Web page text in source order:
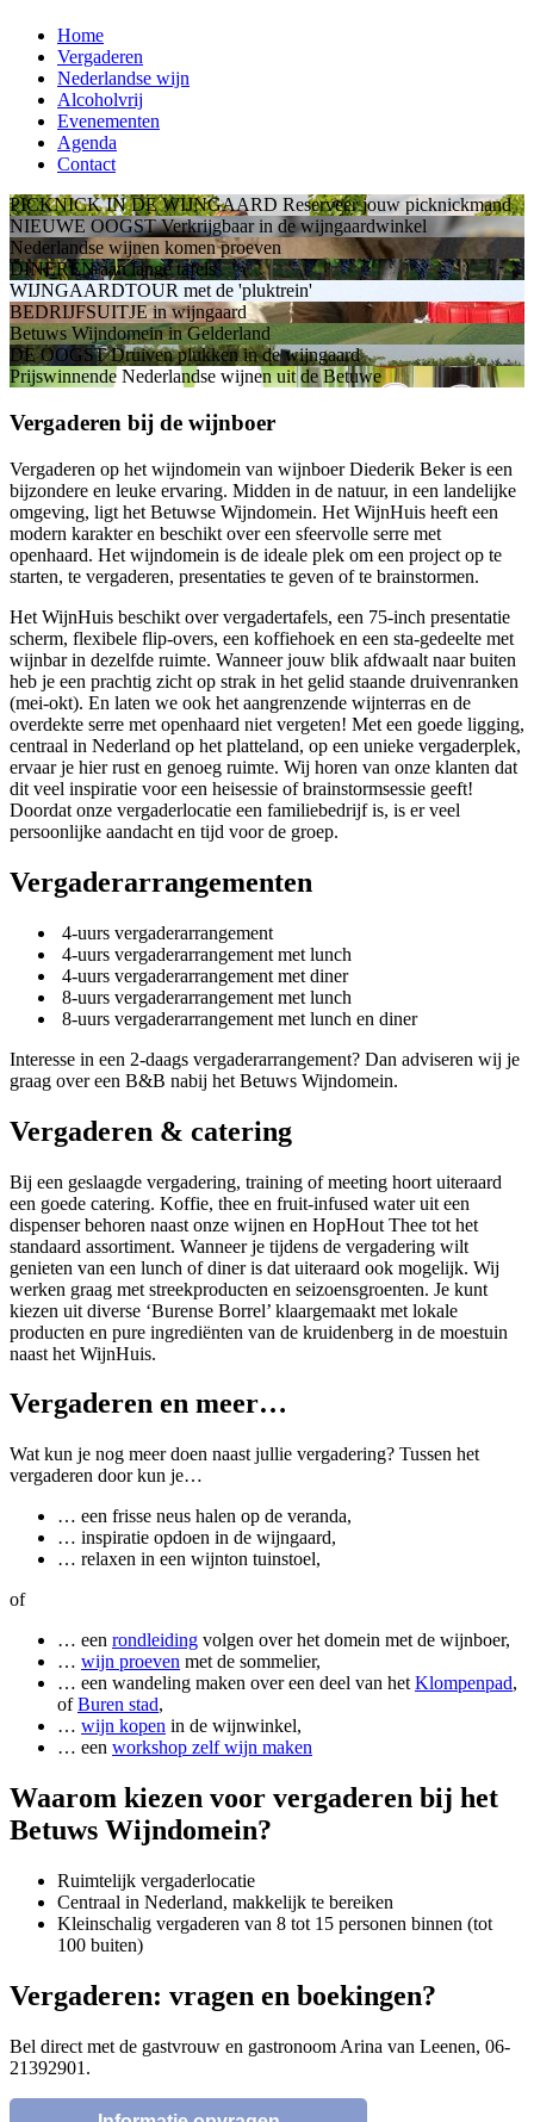
Home
Vergaderen
Nederlandse wijn
Alcoholvrij
Evenementen
Agenda
Contact
PICKNICK IN DE WIJNGAARD Reserveer jouw picknickmand
NIEUWE OOGST Verkrijgbaar in de wijngaardwinkel
Nederlandse wijnen komen proeven
DINEREN aan lange tafels
WIJNGAARDTOUR met de 'pluktrein'
BEDRIJFSUITJE in wijngaard
Betuws Wijndomein in Gelderland
DE OOGST Druiven plukken in de wijngaard
Prijswinnende Nederlandse wijnen uit de Betuwe
Vergaderen bij de wijnboer
Vergaderen op het wijndomein van wijnboer Diederik Beker is een
bijzondere en leuke ervaring. Midden in de natuur, in een landelijke
omgeving, ligt het Betuwse Wijndomein. Het WijnHuis heeft een
modern karakter en beschikt over een sfeervolle serre met
openhaard. Het wijndomein is de ideale plek om een project op te
starten, te vergaderen, presentaties te geven of te brainstormen.
Het WijnHuis beschikt over vergadertafels, een 75-inch presentatie
scherm, flexibele flip-overs, een koffiehoek en een sta-gedeelte met
wijnbar in dezelfde ruimte. Wanneer jouw blik afdwaalt naar buiten
heb je een prachtig zicht op strak in het gelid staande druivenranken
(mei-okt). En laten we ook het aangrenzende wijnterras en de
overdekte serre met openhaard niet vergeten! Met een goede ligging,
centraal in Nederland op het platteland, op een unieke vergaderplek,
ervaar je hier rust en genoeg ruimte. Wij horen van onze klanten dat
dit veel inspiratie voor een heisessie of brainstormsessie geeft!
Doordat onze vergaderlocatie een familiebedrijf is, is er veel
persoonlijke aandacht en tijd voor de groep.
Vergaderarrangementen
4-uurs vergaderarrangement
4-uurs vergaderarrangement met lunch
4-uurs vergaderarrangement met diner
8-uurs vergaderarrangement met lunch
8-uurs vergaderarrangement met lunch en diner
Interesse in een 2-daags vergaderarrangement? Dan adviseren wij je
graag over een B&B nabij het Betuws Wijndomein.
Vergaderen & catering
Bij een geslaagde vergadering, training of meeting hoort uiteraard
een goede catering. Koffie, thee en fruit-infused water uit een
dispenser behoren naast onze wijnen en HopHout Thee tot het
standaard assortiment. Wanneer je tijdens de vergadering wilt
genieten van een lunch of diner is dat uiteraard ook mogelijk. Wij
werken graag met streekproducten en seizoensgroenten. Je kunt
kiezen uit diverse ‘Burense Borrel’ klaargemaakt met lokale
producten en pure ingrediënten van de kruidenberg in de moestuin
naast het WijnHuis.
Vergaderen en meer…
Wat kun je nog meer doen naast jullie vergadering? Tussen het
vergaderen door kun je…
… een frisse neus halen op de veranda,
… inspiratie opdoen in de wijngaard,
… relaxen in een wijnton tuinstoel,
of
… een rondleiding volgen over het domein met de wijnboer,
… wijn proeven met de sommelier,
… een wandeling maken over een deel van het Klompenpad,
ofBuren stad,
… wijn kopen in de wijnwinkel,
… een workshop zelf wijn maken
Waarom kiezen voor vergaderen bij het
Betuws Wijndomein?
Ruimtelijk vergaderlocatie
Centraal in Nederland, makkelijk te bereiken
Kleinschalig vergaderen van 8 tot 15 personen binnen (tot
100 buiten)
Vergaderen: vragen en boekingen?
Bel direct met de gastvrouw en gastronoom Arina van Leenen, 06-
21392901.